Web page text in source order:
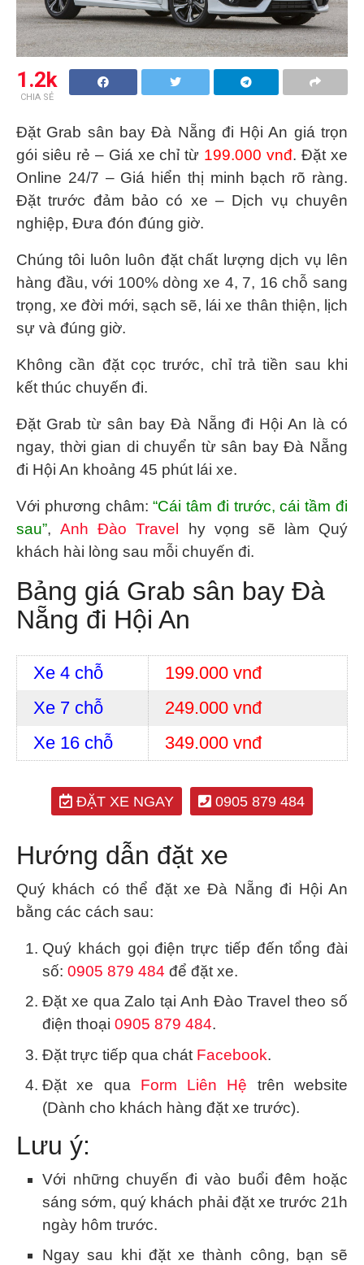
1.2k
CHIA SẺ
Đặt Grab sân bay Đà Nẵng đi Hội An giá trọn
gói siêu rẻ – Giá xe chỉ từ 199.000 vnđ. Đặt xe
Online 24/7 – Giá hiển thị minh bạch rõ ràng.
Đặt trước đảm bảo có xe – Dịch vụ chuyên
nghiệp, Đưa đón đúng giờ.
Chúng tôi luôn luôn đặt chất lượng dịch vụ lên
hàng đầu, với 100% dòng xe 4, 7, 16 chỗ sang
trọng, xe đời mới, sạch sẽ, lái xe thân thiện, lịch
sự và đúng giờ.
Không cần đặt cọc trước, chỉ trả tiền sau khi
kết thúc chuyến đi.
Đặt Grab từ sân bay Đà Nẵng đi Hội An là có
ngay, thời gian di chuyển từ sân bay Đà Nẵng
đi Hội An khoảng 45 phút lái xe.
Với phương châm:“Cái tâm đi trước, cái tầm đi
sau”,Anh Đào Travel
hy vọng sẽ làm Quý
khách hài lòng sau mỗi chuyến đi.
Bảng giá Grab sân bay Đà
Nẵng đi Hội An
Xe 4 chỗ
199.000 vnđ
Xe 7 chỗ
249.000 vnđ
Xe 16 chỗ
349.000 vnđ
ĐẶT XE NGAY 0905 879 484
Hướng dẫn đặt xe
Quý khách có thể đặt xe Đà Nẵng đi Hội An
bằng các cách sau:
Quý khách gọi điện trực tiếp đến tổng đài
số: 0905 879 484 để đặt xe.
Đặt xe qua Zalo tại Anh Đào Travel theo số
điện thoại 0905 879 484.
Đặt trực tiếp qua chát Facebook.
Đặt xe qua Form Liên Hệ trên website
(Dành cho khách hàng đặt xe trước).
Lưu ý:
Với những chuyến đi vào buổi đêm hoặc
sáng sớm, quý khách phải đặt xe trước 21h
ngày hôm trước.
Ngay sau khi đặt xe thành công, bạn sẽ